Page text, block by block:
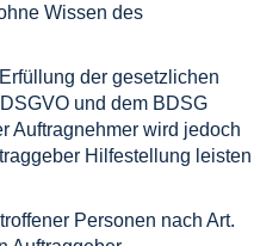
Wissen des
der gesetzlichen
und dem BDSG
Auftragnehmer wird jedoch
Hilfestellung leisten
Personen nach Art.